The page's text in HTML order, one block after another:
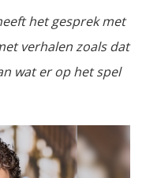
het gesprek met
verhalen zoals dat
wat er op het spel